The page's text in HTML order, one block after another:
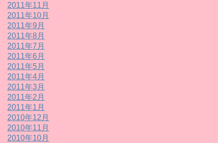
2011年11月
2011年10月
2011年9月
2011年8月
2011年7月
2011年6月
2011年5月
2011年4月
2011年3月
2011年2月
2011年1月
2010年12月
2010年11月
2010年10月